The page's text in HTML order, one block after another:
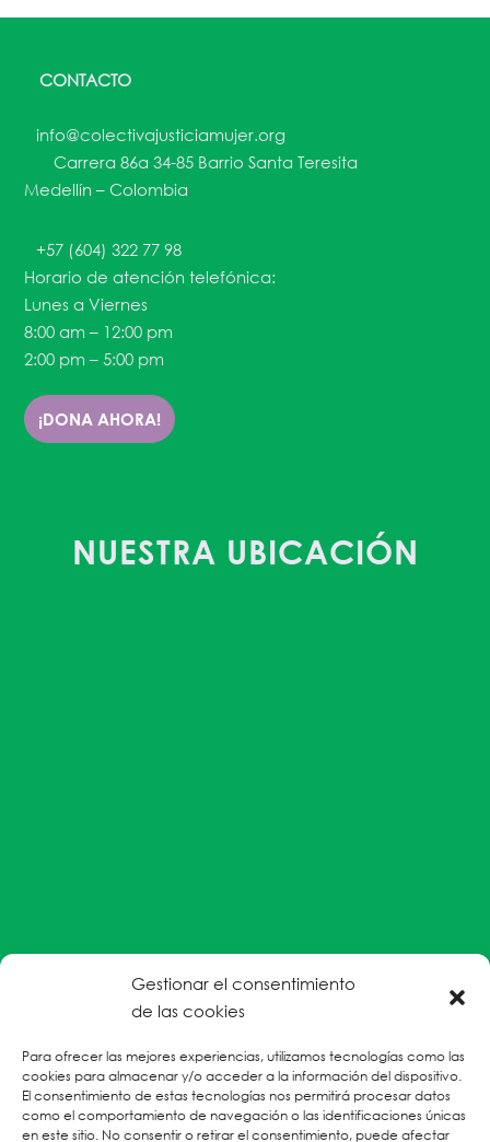
Gestionar el consentimiento
de las cookies
Para ofrecer las mejores experiencias, utilizamos tecnologías como las
cookies para almacenar y/o acceder a la información del dispositivo.
El consentimiento de estas tecnologías nos permitirá procesar datos
como el comportamiento de navegación o las identificaciones únicas
en este sitio. No consentir o retirar el consentimiento, puede afectar
CONTACTO
info@colectivajusticiamujer.org
Carrera 86a 34-85 Barrio Santa Teresita
Medellín – Colombia
+57 (604) 322 77 98
Horario de atención telefónica:
Lunes a Viernes
8:00 am – 12:00 pm
2:00 pm – 5:00 pm
¡DONA AHORA!
NUESTRA UBICACIÓN
#EnColectiva estamos comprometidas con la
parte del personal humanitario hacia personas
refugiadas, migrantes desplazadas internas y/o
victimas sobrevivientes de Violencias Basadas en